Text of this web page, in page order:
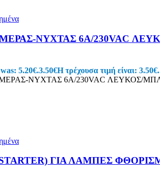
Μέτρησης
Testers
Μεγγόμετρα
Πεδιόμετρα
Μέτρησης
Ντεσιμπελόμετρα
Ακροδέκτες Πολυμέτρων
ΝΥΧΤΑΣ 6A/230VAC
5.20€.3.50€Η τρέχουσα τιμή είναι: 3.50€.
ΝΥΧΤΑΣ 6A/230VAC ΛΕΥΚΟΣ/ΜΠΛΕ
ΓΙΑ ΛΑΜΠΕΣ